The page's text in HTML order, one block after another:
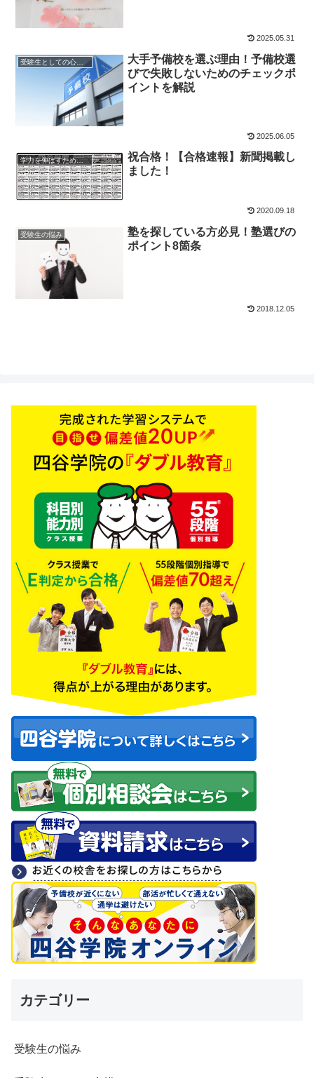
2025.05.31
受験生としての心構え
大手予備校を選ぶ理由！予備校選
びで失敗しないためのチェックポ
イントを解説
2025.06.05
学力を伸ばすためのヒント
祝合格！【合格速報】新聞掲載し
ました！
2020.09.18
受験生の悩み
塾を探している方必見！塾選びの
ポイント8箇条
2018.12.05
カテゴリー
受験生の悩み